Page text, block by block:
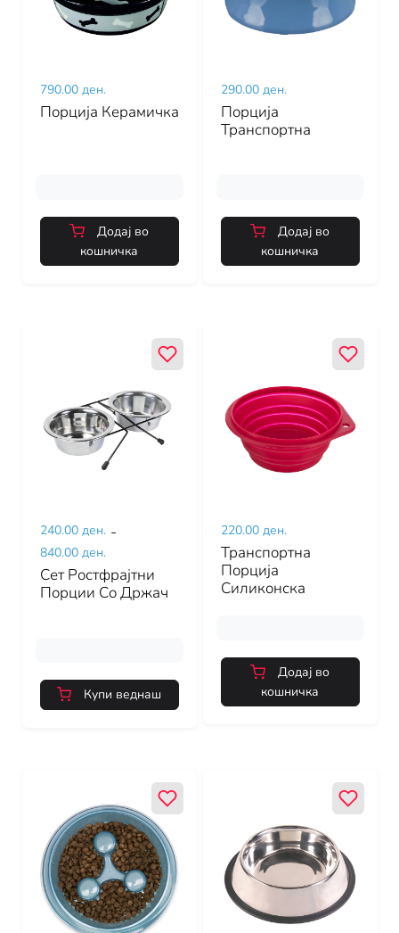
790.00 ден.
Порција Керамичка
Додај во
кошничка
290.00 ден.
Порција
Транспортна
Додај во
кошничка
240.00 ден. -
840.00 ден.
Сет Ростфрајтни
Порции Со Држач
Купи веднаш
220.00 ден.
Транспортна
Порција
Силиконска
Додај во
кошничка